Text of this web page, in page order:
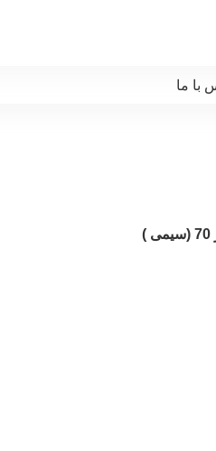
با ما